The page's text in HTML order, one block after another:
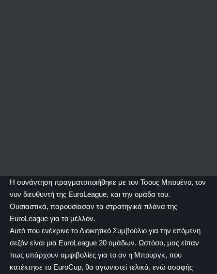
Η συνάντηση πραγματοποιήθηκε με τον Τσους Μπουένο, τον
νυν διευθυντή της EuroLeague, και την ομάδα του.
Ουσιαστικά, παρουσίασαν τα στρατηγικά πλάνα της
EuroLeague για το μέλλον.
Αυτό που ενέκρινε το Διοικητικό Συμβούλιο για την επόμενη
σεζόν είναι μια EuroLeague 20 ομάδων. Ωστόσο, μας είπαν
πως υπάρχουν αμφιβολίες για το αν η Μπουργκ, που
κατέκτησε το EuroCup, θα αγωνιστεί τελικά, ενώ ασαφής